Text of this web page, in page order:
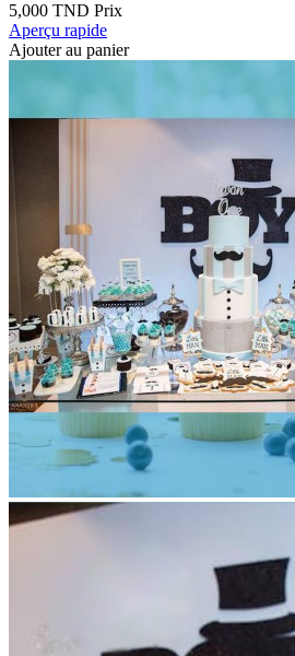
5,000 TND Prix
Aperçu rapide
Ajouter au panier